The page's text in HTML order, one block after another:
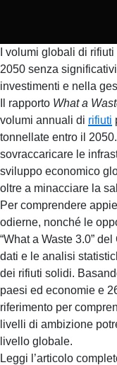
I volumi globali di
2050 senza
investimenti e nella
Il rapporto What a
volumi annuali di rifiuti
tonnellate entro il
sovraccaricare le
sviluppo economico
oltre a minacciare la
Per comprendere
odierne, nonché le
“What a Waste 3.0”
dati e le analisi
dei rifiuti solidi.
paesi ed economie e
riferimento per
livelli di ambizione
livello globale.
Leggi l’articolo